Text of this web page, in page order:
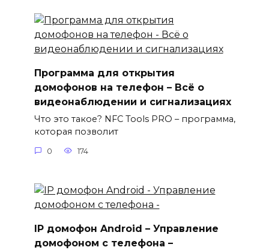
Программа для открытия
домофонов на телефон – Всё о
видеонаблюдении и сигнализациях
Что это такое? NFC Tools PRO – программа,
которая позволит
0 174
IP домофон Android – Управление
домофоном с телефона –